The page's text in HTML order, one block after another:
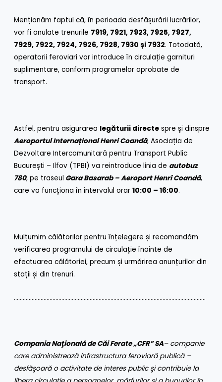
Menționăm faptul că, în perioada desfășurării lucrărilor,
vor fi anulate trenurile 7919, 7921, 7923, 7925, 7927,
7929, 7922, 7924, 7926, 7928, 7930 și 7932. Totodată,
operatorii feroviari vor introduce în circulație garnituri
suplimentare, conform programelor aprobate de
transport.
Astfel, pentru asigurarea legăturii directe spre și dinspre
Aeroportul Internațional Henri Coandă, Asociația de
Dezvoltare Intercomunitară pentru Transport Public
București – Ilfov (TPBI) va reintroduce linia de autobuz
780, pe traseul Gara Basarab – Aeroport Henri Coandă,
care va funcționa în intervalul orar10:00 – 16:00.
Mulțumim călătorilor pentru înțelegere și recomandăm
verificarea programului de circulație înainte de
efectuarea călătoriei, precum și urmărirea anunțurilor din
stații și din trenuri.
…………………………………………………………………………………………………………………
Compania Naţională de Căi Ferate „CFR” SA– companie
care administrează infrastructura feroviară publică –
desfăşoară o activitate de interes public şi contribuie la